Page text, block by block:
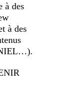
à des
à des